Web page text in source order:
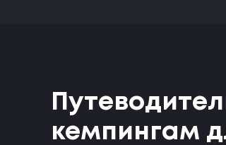
кемпингам